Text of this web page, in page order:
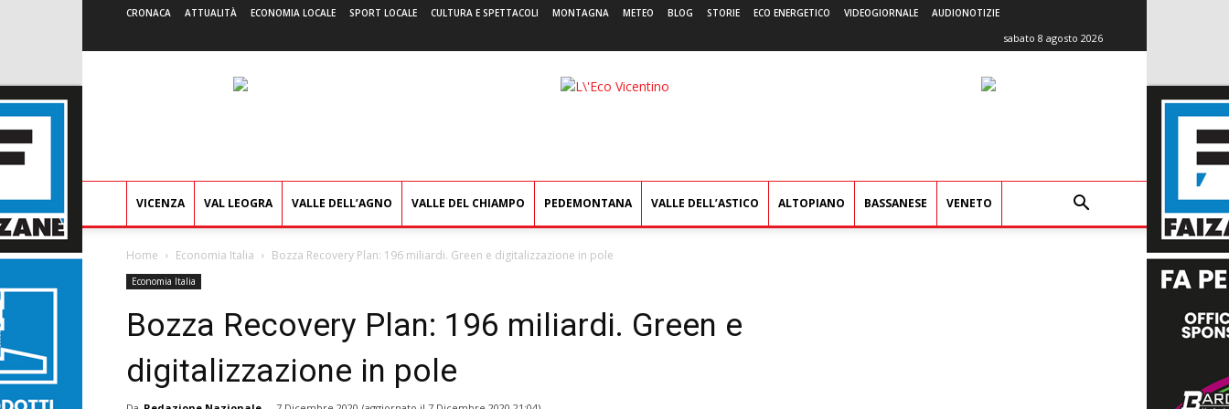
CRONACA ATTUALITÀ ECONOMIA LOCALE SPORT LOCALE CULTURA E SPETTACOLI MONTAGNA METEO BLOG STORIE ECO ENERGETICO VIDEOGIORNALE AUDIONOTIZIE
sabato 8 agosto 2026
L'Eco
VICENZA VAL LEOGRA VALLE DELL’AGNO VALLE DEL CHIAMPO PEDEMONTANA VALLE DELL’ASTICO ALTOPIANO BASSANESE VENETO
Home Economia Italia Bozza Recovery Plan: 196 miliardi. Green e digitalizzazione in pole
Economia Italia
Bozza Recovery Plan: 196 miliardi. Green e
digitalizzazione in pole